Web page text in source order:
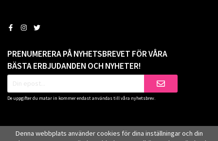
PRENUMERERA PÅ NYHETSBREVET FÖR VÅRA
BÄSTA ERBJUDANDEN OCH NYHETER!
De uppgifter du matar in kommer endast användas till våra nyhetsbrev.
Denna webbplats använder cookies för dina inställningar och din